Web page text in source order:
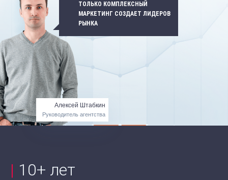
ТОЛЬКО КОМПЛЕКСНЫЙ
МАРКЕТИНГ СОЗДАЕТ ЛИДЕРОВ
РЫНКА
Алексей Штабкин
Руководитель агентства
| 10+ лет